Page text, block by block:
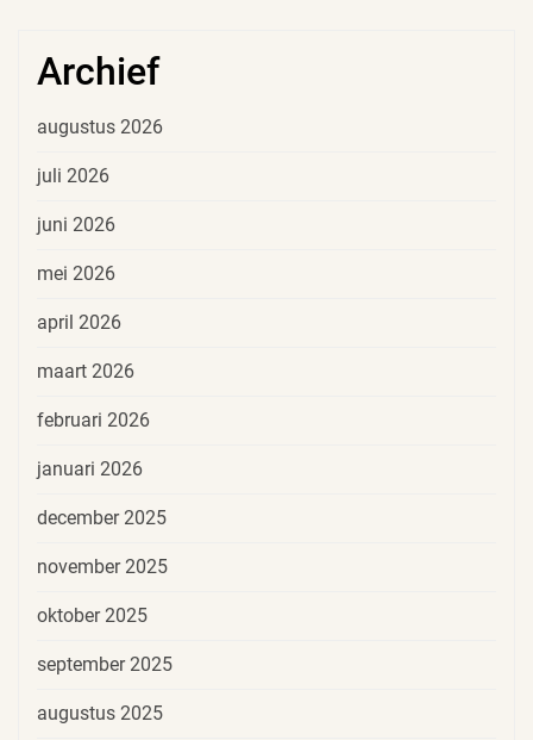
Archief
augustus 2026
juli 2026
juni 2026
mei 2026
april 2026
maart 2026
februari 2026
januari 2026
december 2025
november 2025
oktober 2025
september 2025
augustus 2025